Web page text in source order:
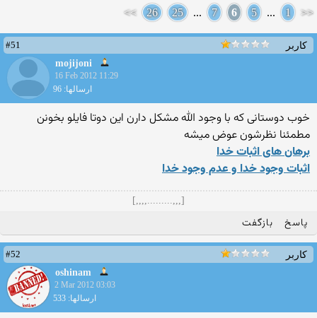
<<
1
...
5
6
7
...
25
26
>>
کاربر
#51
mojijoni
16 Feb 2012 11:29
ارسالها: 96
خوب دوستانی که با وجود الله مشکل دارن این دوتا فایلو بخونن
مطمئنا نظرشون عوض میشه
برهان های اثبات خدا
اثبات وجود خدا و عدم وجود خدا
[,,,.........,,,,]
پاسخ بازگفت
کاربر
#52
oshinam
2 Mar 2012 03:03
ارسالها: 533